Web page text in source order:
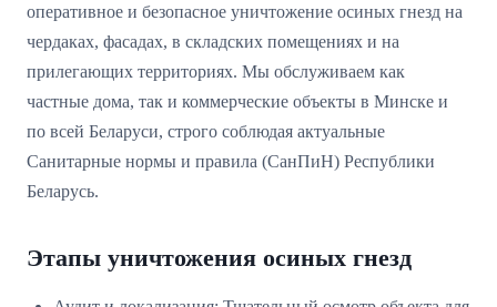
оперативное и безопасное уничтожение осиных гнезд на
чердаках, фасадах, в складских помещениях и на
прилегающих территориях. Мы обслуживаем как
частные дома, так и коммерческие объекты в Минске и
по всей Беларуси, строго соблюдая актуальные
Санитарные нормы и правила (СанПиН) Республики
Беларусь.
Этапы уничтожения осиных гнезд